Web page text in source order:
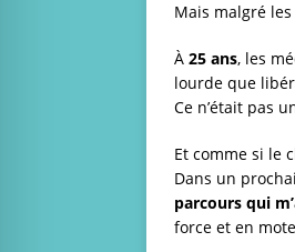
Mais malgré
À 25 ans, les
lourde que
Ce n’était pas
Et comme si le
Dans un
parcours qui
force et en